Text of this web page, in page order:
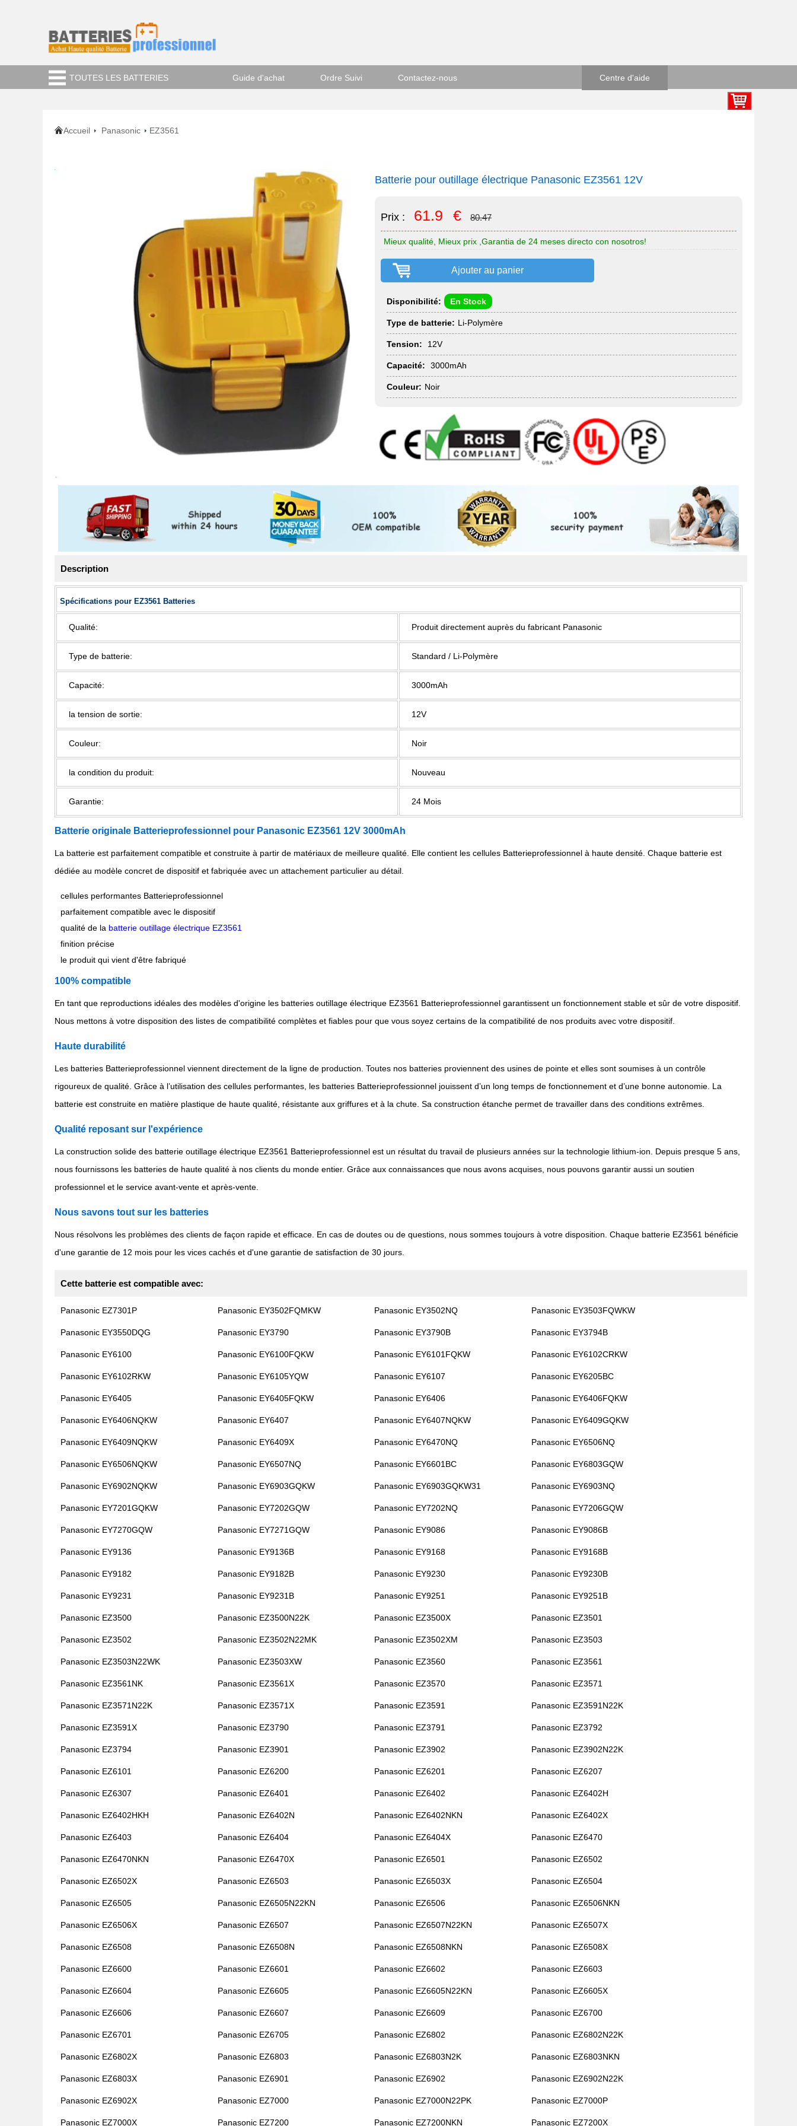
Accueil Panasonic EZ3561
Batterie pour outillage électrique Panasonic EZ3561 12V
Prix : 61.9 € 80.47
Mieux qualité, Mieux prix ,Garantia de 24 meses directo con nosotros!
Ajouter au panier
Disponibilité: En Stock
Type de batterie: Li-Polymère
Tension: 12V
Capacité: 3000mAh
Couleur: Noir
Description
Spécifications pour EZ3561 Batteries
Qualité: Produit directement auprès du fabricant Panasonic
Type de batterie: Standard / Li-Polymère
Capacité: 3000mAh
la tension de sortie: 12V
Couleur: Noir
la condition du produit: Nouveau
Garantie: 24 Mois
Batterie originale Batterieprofessionnel pour Panasonic EZ3561 12V 3000mAh
La batterie est parfaitement compatible et construite à partir de matériaux de meilleure qualité. Elle contient les cellules Batterieprofessionnel à haute densité. Chaque batterie est
dédiée au modèle concret de dispositif et fabriquée avec un attachement particulier au détail.
cellules performantes Batterieprofessionnel
parfaitement compatible avec le dispositif
qualité de la batterie outillage électrique EZ3561
finition précise
le produit qui vient d'être fabriqué
100% compatible
En tant que reproductions idéales des modèles d'origine les batteries outillage électrique EZ3561 Batterieprofessionnel garantissent un fonctionnement stable et sûr de votre dispositif.
Nous mettons à votre disposition des listes de compatibilité complètes et fiables pour que vous soyez certains de la compatibilité de nos produits avec votre dispositif.
Haute durabilité
Les batteries Batterieprofessionnel viennent directement de la ligne de production. Toutes nos batteries proviennent des usines de pointe et elles sont soumises à un contrôle
rigoureux de qualité. Grâce à l’utilisation des cellules performantes, les batteries Batterieprofessionnel jouissent d’un long temps de fonctionnement et d’une bonne autonomie. La
batterie est construite en matière plastique de haute qualité, résistante aux griffures et à la chute. Sa construction étanche permet de travailler dans des conditions extrêmes.
Qualité reposant sur l'expérience
La construction solide des batterie outillage électrique EZ3561 Batterieprofessionnel est un résultat du travail de plusieurs années sur la technologie lithium-ion. Depuis presque 5 ans,
nous fournissons les batteries de haute qualité à nos clients du monde entier. Grâce aux connaissances que nous avons acquises, nous pouvons garantir aussi un soutien
professionnel et le service avant-vente et après-vente.
Nous savons tout sur les batteries
Nous résolvons les problèmes des clients de façon rapide et efficace. En cas de doutes ou de questions, nous sommes toujours à votre disposition. Chaque batterie EZ3561 bénéficie
d'une garantie de 12 mois pour les vices cachés et d'une garantie de satisfaction de 30 jours.
Cette batterie est compatible avec:
Panasonic EZ7301P Panasonic EY3502FQMKW Panasonic EY3502NQ Panasonic EY3503FQWKW
Panasonic EY3550DQG Panasonic EY3790 Panasonic EY3790B Panasonic EY3794B
Panasonic EY6100 Panasonic EY6100FQKW Panasonic EY6101FQKW Panasonic EY6102CRKW
Panasonic EY6102RKW Panasonic EY6105YQW Panasonic EY6107 Panasonic EY6205BC
Panasonic EY6405 Panasonic EY6405FQKW Panasonic EY6406 Panasonic EY6406FQKW
Panasonic EY6406NQKW Panasonic EY6407 Panasonic EY6407NQKW Panasonic EY6409GQKW
Panasonic EY6409NQKW Panasonic EY6409X Panasonic EY6470NQ Panasonic EY6506NQ
Panasonic EY6506NQKW Panasonic EY6507NQ Panasonic EY6601BC Panasonic EY6803GQW
Panasonic EY6902NQKW Panasonic EY6903GQKW Panasonic EY6903GQKW31 Panasonic EY6903NQ
Panasonic EY7201GQKW Panasonic EY7202GQW Panasonic EY7202NQ Panasonic EY7206GQW
Panasonic EY7270GQW Panasonic EY7271GQW Panasonic EY9086 Panasonic EY9086B
Panasonic EY9136 Panasonic EY9136B Panasonic EY9168 Panasonic EY9168B
Panasonic EY9182 Panasonic EY9182B Panasonic EY9230 Panasonic EY9230B
Panasonic EY9231 Panasonic EY9231B Panasonic EY9251 Panasonic EY9251B
Panasonic EZ3500 Panasonic EZ3500N22K Panasonic EZ3500X Panasonic EZ3501
Panasonic EZ3502 Panasonic EZ3502N22MK Panasonic EZ3502XM Panasonic EZ3503
Panasonic EZ3503N22WK Panasonic EZ3503XW Panasonic EZ3560 Panasonic EZ3561
Panasonic EZ3561NK Panasonic EZ3561X Panasonic EZ3570 Panasonic EZ3571
Panasonic EZ3571N22K Panasonic EZ3571X Panasonic EZ3591 Panasonic EZ3591N22K
Panasonic EZ3591X Panasonic EZ3790 Panasonic EZ3791 Panasonic EZ3792
Panasonic EZ3794 Panasonic EZ3901 Panasonic EZ3902 Panasonic EZ3902N22K
Panasonic EZ6101 Panasonic EZ6200 Panasonic EZ6201 Panasonic EZ6207
Panasonic EZ6307 Panasonic EZ6401 Panasonic EZ6402 Panasonic EZ6402H
Panasonic EZ6402HKH Panasonic EZ6402N Panasonic EZ6402NKN Panasonic EZ6402X
Panasonic EZ6403 Panasonic EZ6404 Panasonic EZ6404X Panasonic EZ6470
Panasonic EZ6470NKN Panasonic EZ6470X Panasonic EZ6501 Panasonic EZ6502
Panasonic EZ6502X Panasonic EZ6503 Panasonic EZ6503X Panasonic EZ6504
Panasonic EZ6505 Panasonic EZ6505N22KN Panasonic EZ6506 Panasonic EZ6506NKN
Panasonic EZ6506X Panasonic EZ6507 Panasonic EZ6507N22KN Panasonic EZ6507X
Panasonic EZ6508 Panasonic EZ6508N Panasonic EZ6508NKN Panasonic EZ6508X
Panasonic EZ6600 Panasonic EZ6601 Panasonic EZ6602 Panasonic EZ6603
Panasonic EZ6604 Panasonic EZ6605 Panasonic EZ6605N22KN Panasonic EZ6605X
Panasonic EZ6606 Panasonic EZ6607 Panasonic EZ6609 Panasonic EZ6700
Panasonic EZ6701 Panasonic EZ6705 Panasonic EZ6802 Panasonic EZ6802N22K
Panasonic EZ6802X Panasonic EZ6803 Panasonic EZ6803N2K Panasonic EZ6803NKN
Panasonic EZ6803X Panasonic EZ6901 Panasonic EZ6902 Panasonic EZ6902N22K
Panasonic EZ6902X Panasonic EZ7000 Panasonic EZ7000N22PK Panasonic EZ7000P
Panasonic EZ7000X Panasonic EZ7200 Panasonic EZ7200NKN Panasonic EZ7200X
TOUTES LES BATTERIES Guide d'achat Ordre Suivi Contactez-nous Centre d'aide